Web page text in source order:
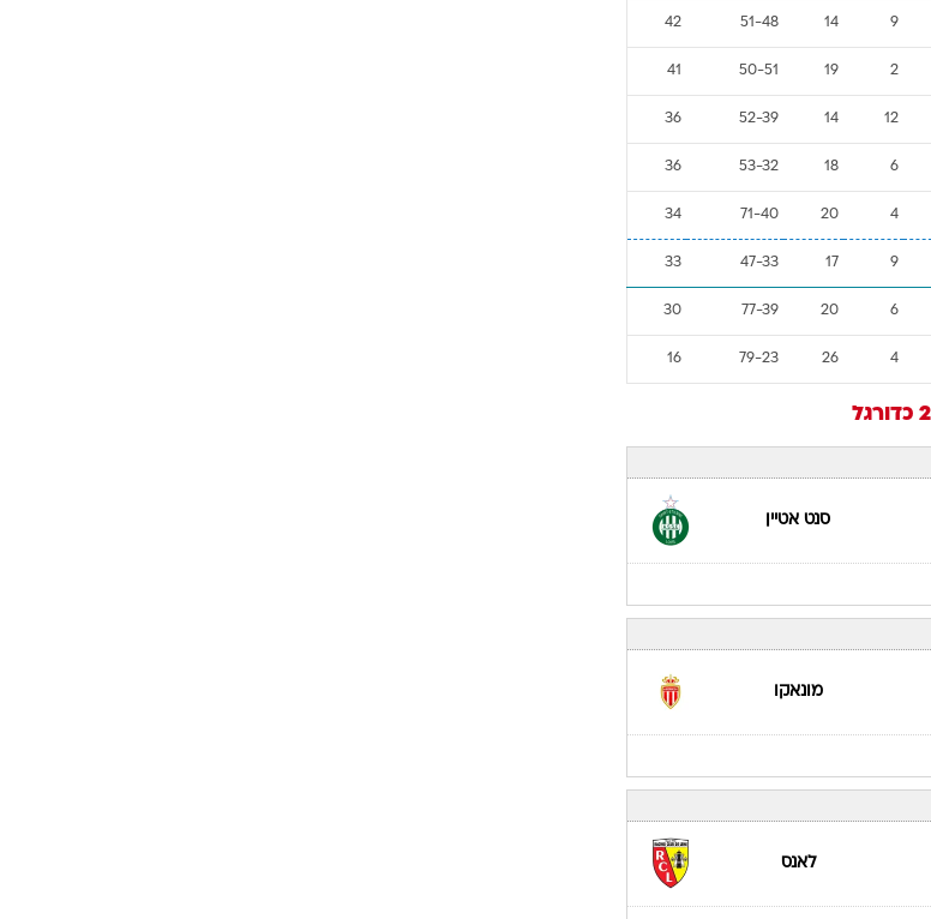
9
14
51-48
42
2
19
50-51
41
12
14
52-39
36
6
18
53-32
36
4
20
71-40
34
9
17
47-33
33
6
20
77-39
30
4
26
79-23
16
כדורגל
סנט אטיין
מונאקו
לאנס